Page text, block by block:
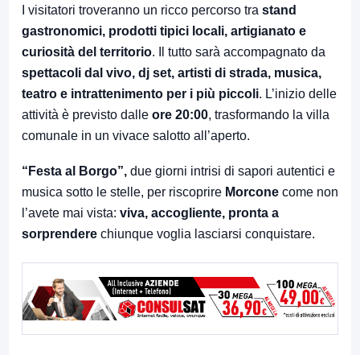
I visitatori troveranno un ricco percorso tra stand
gastronomici, prodotti tipici locali, artigianato e
curiosità del territorio. Il tutto sarà accompagnato da
spettacoli dal vivo, dj set, artisti di strada, musica,
teatro e intrattenimento per i più piccoli. L’inizio delle
attività è previsto dalle ore 20:00, trasformando la villa
comunale in un vivace salotto all’aperto.
“Festa al Borgo”, due giorni intrisi di sapori autentici e
musica sotto le stelle, per riscoprire Morcone come non
l’avete mai vista: viva, accogliente, pronta a
sorprendere chiunque voglia lasciarsi conquistare.